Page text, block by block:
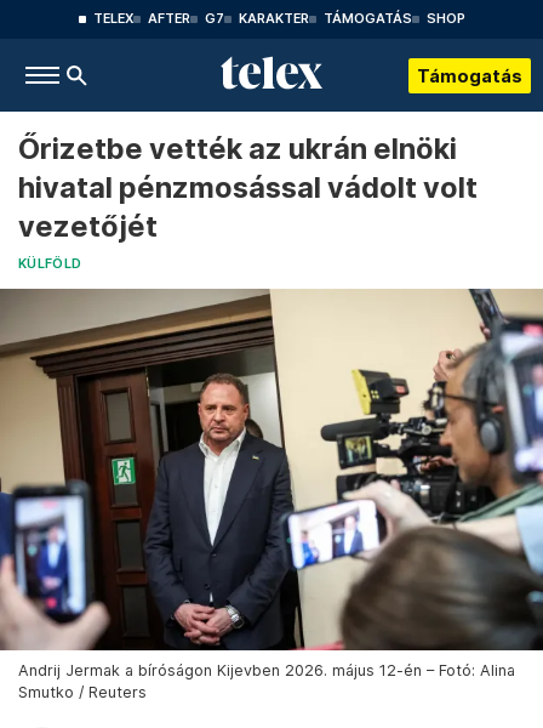
TELEX AFTER G7 KARAKTER TÁMOGATÁS SHOP
Támogatás
Őrizetbe vették az ukrán elnöki
hivatal pénzmosással vádolt volt
vezetőjét
KÜLFÖLD
Andrij Jermak a bíróságon Kijevben 2026. május 12-én – Fotó: Alina
Smutko / Reuters